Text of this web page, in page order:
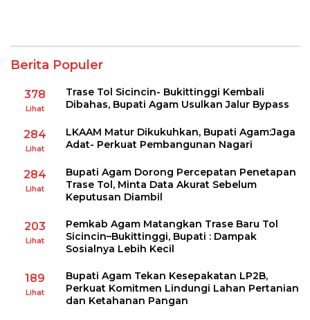
Berita Populer
378
Lihat
Trase Tol Sicincin- Bukittinggi Kembali
Dibahas, Bupati Agam Usulkan Jalur Bypass
284
Lihat
LKAAM Matur Dikukuhkan, Bupati Agam:Jaga
Adat- Perkuat Pembangunan Nagari
284
Lihat
Bupati Agam Dorong Percepatan Penetapan
Trase Tol, Minta Data Akurat Sebelum
Keputusan Diambil
203
Lihat
Pemkab Agam Matangkan Trase Baru Tol
Sicincin–Bukittinggi, Bupati : Dampak
Sosialnya Lebih Kecil
189
Lihat
Bupati Agam Tekan Kesepakatan LP2B,
Perkuat Komitmen Lindungi Lahan Pertanian
dan Ketahanan Pangan